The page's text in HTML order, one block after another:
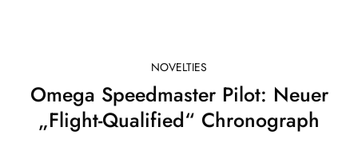
NOVELTIES
Omega Speedmaster Pilot: Neuer
„Flight-Qualified“ Chronograph